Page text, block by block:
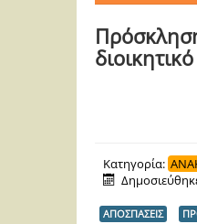
Κατηγορία:
ΑΠΟΣΠΑΣΕΙΣ